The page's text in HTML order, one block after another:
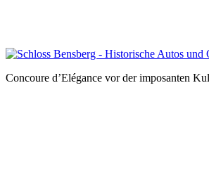
Concoure d’Elégance vor der imposanten